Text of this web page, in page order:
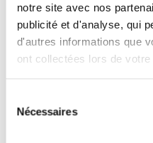
notre site avec nos
publicité et d'analyse, qui
d'autres informations que
ont collectées lors de
Nécessaires
Où se situe le